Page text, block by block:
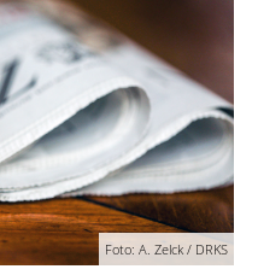
Foto: A. Zelck / DRKS